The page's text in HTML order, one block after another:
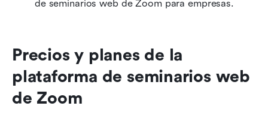
de seminarios web de Zoom para empresas.
Precios y planes de la
plataforma de seminarios web
de Zoom